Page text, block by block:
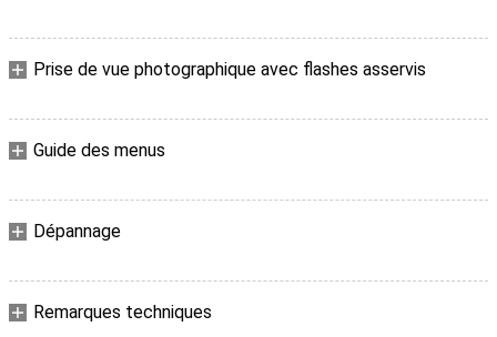
Prise de vue photographique avec flashes asservis
Guide des menus
Dépannage
Remarques techniques